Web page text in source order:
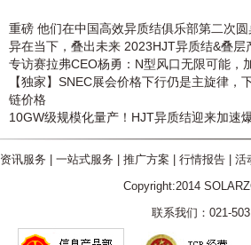
重磅 他们在中国高效异质结俱乐部第二次
异在当下，叠出未来 2023HJT异质结&叠层
专访赛拉弗CEO杨勇：N型风口无限可能，
【独家】SNEC展会价格下行仍是主旋律，
链价格
10GW级规模化量产！HJT异质结迎来加速
资讯服务 一站式服务 推广方案 行情报告| 活
Copyright:2014
联系我们：021-